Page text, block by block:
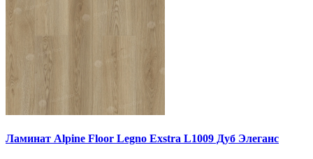
Ламинат Alpine Floor Legno Exstra L1009 Дуб Элеганс